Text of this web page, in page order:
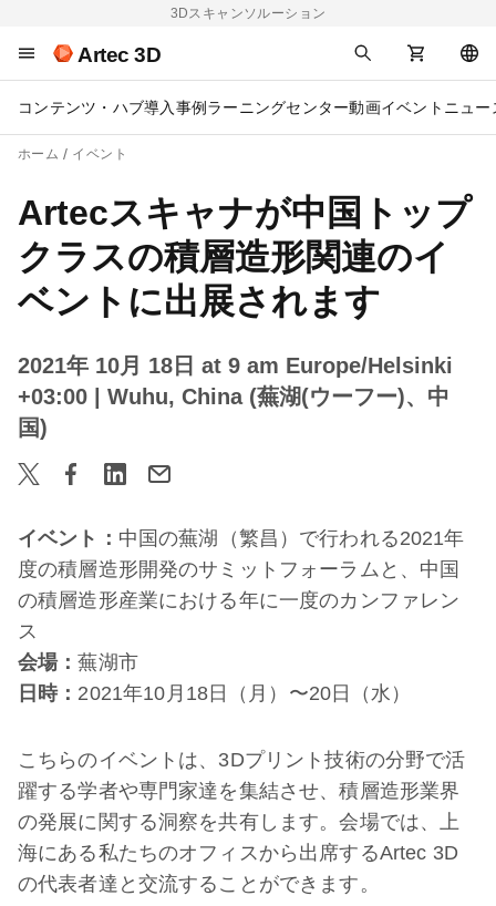
3Dスキャンソルーション
Artec 3D
コンテンツ・ハブ導入事例 ラーニングセンター動画イベント ニュー
ホーム イベント
Artecスキャナが中国トップ
クラスの積層造形関連のイ
ベントに出展されます
2021年 10月 18日 at 9 am Europe/Helsinki
+03:00
| Wuhu, China (蕪湖(ウーフー)、中
国)
イベント： 中国の蕪湖（繁昌）で行われる2021年
度の積層造形開発のサミットフォーラムと、中国
の積層造形産業における年に一度のカンファレン
ス
会場：蕪湖市
日時： 2021年10月18日（月）〜20日（水）
こちらのイベントは、3Dプリント技術の分野で活
躍する学者や専門家達を集結させ、積層造形業界
の発展に関する洞察を共有します。会場では、上
海にある私たちのオフィスから出席するArtec 3D
の代表者達と交流することができます。